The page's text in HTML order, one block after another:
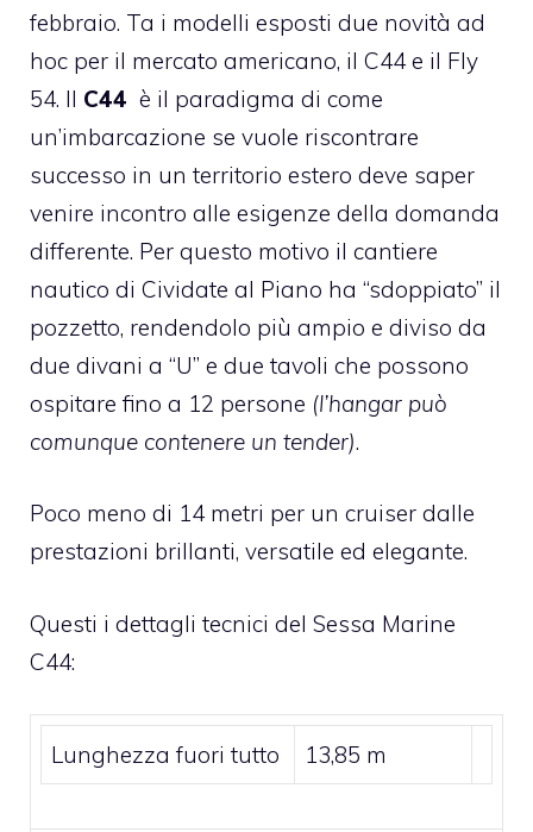
febbraio. Ta i modelli esposti due novità ad
hoc per il mercato americano, il C44 e il Fly
54. Il C44 è il paradigma di come
un’imbarcazione se vuole riscontrare
successo in un territorio estero deve saper
venire incontro alle esigenze della domanda
differente. Per questo motivo il cantiere
nautico di Cividate al Piano ha “sdoppiato” il
pozzetto, rendendolo più ampio e diviso da
due divani a “U” e due tavoli che possono
ospitare fino a 12 persone (l’hangar può
comunque contenere un tender).
Poco meno di 14 metri per un cruiser dalle
prestazioni brillanti, versatile ed elegante.
Questi i dettagli tecnici del Sessa Marine
C44:
Lunghezza fuori tutto 13,85 m